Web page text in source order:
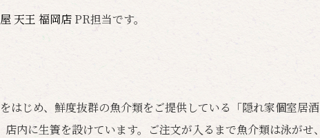
天王 福岡店 PR担当です。
はじめ、鮮度抜群の魚介類をご提供している「隠れ家個室居酒
内に生簀を設けています。ご注文が入るまで魚介類は泳がせ、